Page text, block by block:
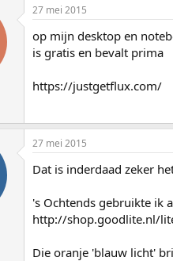
27 mei 2015
op mijn desktop en
is gratis en bevalt prima
https://justgetflux.com/
27 mei 2015
Dat is inderdaad zeker
's Ochtends gebruikte ik
http://shop.goodlite.nl/
Die oranje 'blauw licht'